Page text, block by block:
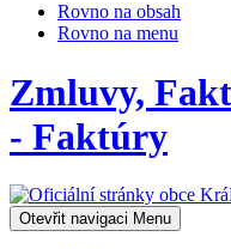
Rovno na obsah
Rovno na menu
Zmluvy,
- Faktúry
Otevřit navigaci Menu